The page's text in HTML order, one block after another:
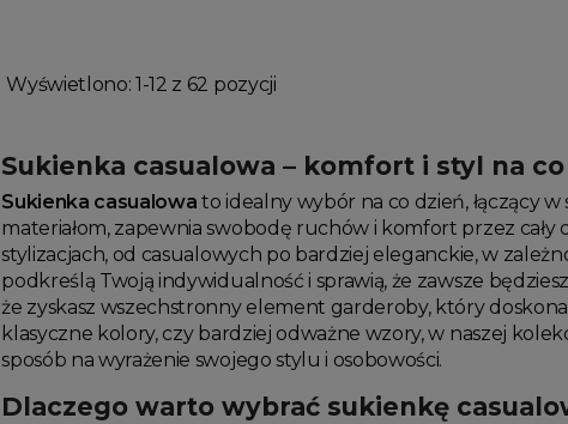
Wyświetlono: 1-12 z 62 pozycji
Sukienka casualowa – komfort i styl na
Sukienka casualowa to idealny wybór na co dzień, łączący
materiałom, zapewnia swobodę ruchów i komfort przez
stylizacjach, od casualowych po bardziej eleganckie, w
podkreślą Twoją indywidualność i sprawią, że zawsze
że zyskasz wszechstronny element garderoby, który
klasyczne kolory, czy bardziej odważne wzory, w naszej
sposób na wyrażenie swojego stylu i osobowości.
Dlaczego warto wybrać sukienkę